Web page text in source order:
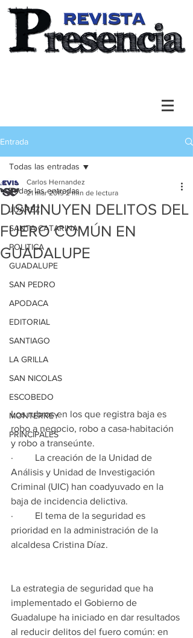
Entrada
Todas las entradas
JUAREZ
SANTA CATARINA
POLITICA
GUADALUPE
SAN PEDRO
APODACA
EDITORIAL
SANTIAGO
LA GRILLA
SAN NICOLAS
ESCOBEDO
MONTERREY
PRINCIPALES
Todas las entradas
DISMINUYEN DELITOS DEL
FUERO COMÚN EN
GUADALUPE
Carlos Hernandez
21 mar 2019 2 min de lectura
Los rubros en los que registra baja es
robo a negocio, robo a casa-habitación
y robo a transeúnte.
·         La creación de la Unidad de
Análisis y Unidad de Investigación
Criminal (UIC) han coadyuvado en la
baja de incidencia delictiva.
·         El tema de la seguridad es
prioridad en la administración de la
alcaldesa Cristina Díaz.
La estrategia de seguridad que ha
implementado el Gobierno de
Guadalupe ha iniciado en dar resultados
al reducir delitos del fuero común: en